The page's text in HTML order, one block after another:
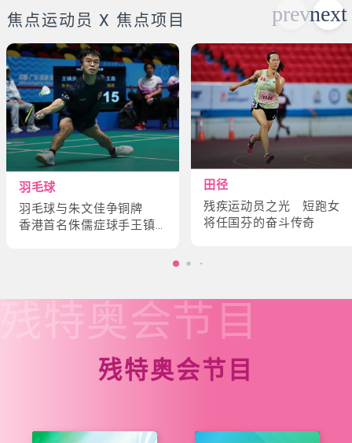
焦点运动员 X 焦点项目
羽毛球
羽毛球与朱文佳争铜牌
香港首名侏儒症球手王镇
田径
残疾运动员之光 短跑女
将任国芬的奋斗传奇
残特奥会节目
残特奥会节目